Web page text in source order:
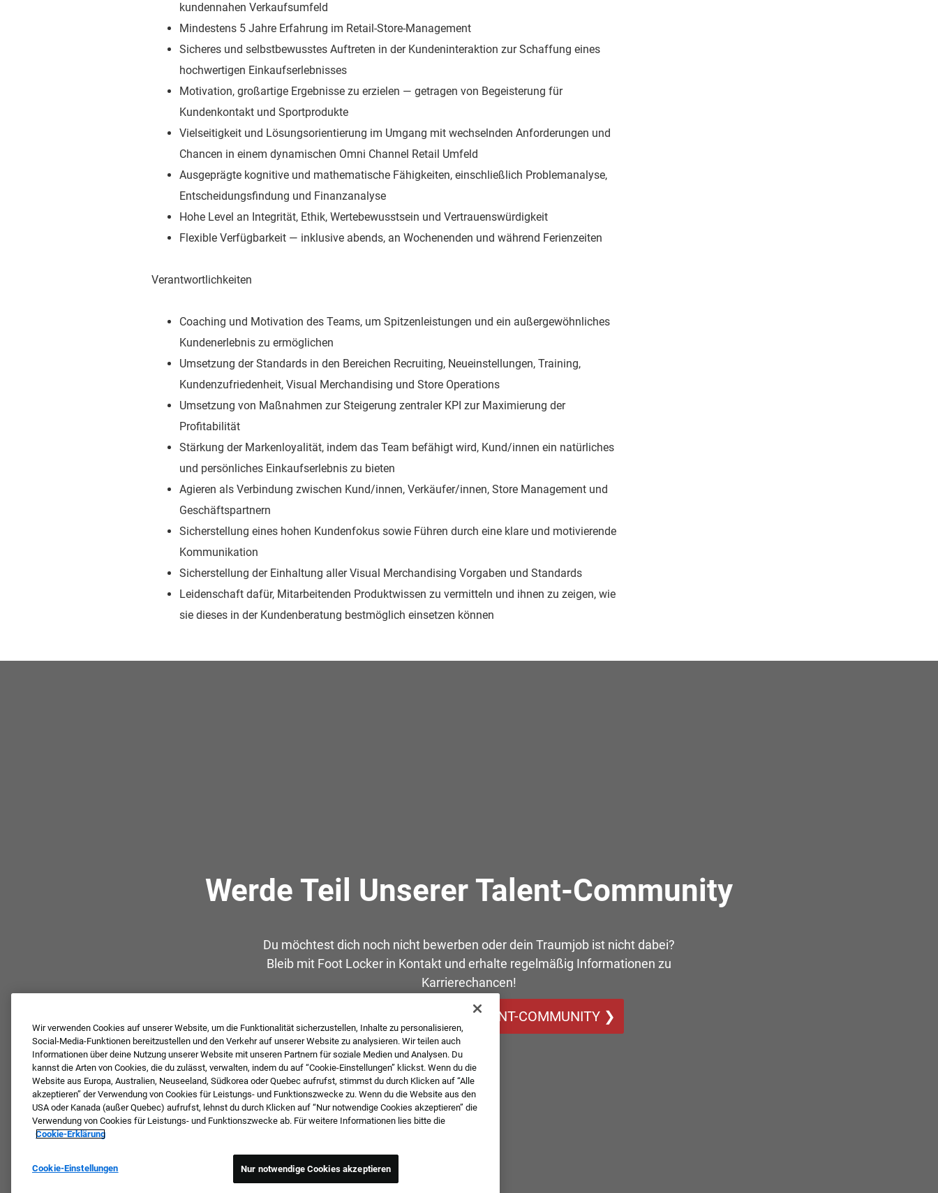
kundennahen Verkaufsumfeld
Mindestens 5 Jahre Erfahrung im Retail‑Store‑Management
Sicheres und selbstbewusstes Auftreten in der Kundeninteraktion zur Schaffung eines
hochwertigen Einkaufserlebnisses
Motivation, großartige Ergebnisse zu erzielen — getragen von Begeisterung für
Kundenkontakt und Sportprodukte
Vielseitigkeit und Lösungsorientierung im Umgang mit wechselnden Anforderungen und
Chancen in einem dynamischen Omni Channel Retail Umfeld
Ausgeprägte kognitive und mathematische Fähigkeiten, einschließlich Problemanalyse,
Entscheidungsfindung und Finanzanalyse
Hohe Level an Integrität, Ethik, Wertebewusstsein und Vertrauenswürdigkeit
Flexible Verfügbarkeit — inklusive abends, an Wochenenden und während Ferienzeiten
Verantwortlichkeiten
Coaching und Motivation des Teams, um Spitzenleistungen und ein außergewöhnliches
Kundenerlebnis zu ermöglichen
Umsetzung der Standards in den Bereichen Recruiting, Neueinstellungen, Training,
Kundenzufriedenheit, Visual Merchandising und Store Operations
Umsetzung von Maßnahmen zur Steigerung zentraler KPI zur Maximierung der
Profitabilität
Stärkung der Markenloyalität, indem das Team befähigt wird, Kund/innen ein natürliches
und persönliches Einkaufserlebnis zu bieten
Agieren als Verbindung zwischen Kund/innen, Verkäufer/innen, Store Management und
Geschäftspartnern
Sicherstellung eines hohen Kundenfokus sowie Führen durch eine klare und motivierende
Kommunikation
Sicherstellung der Einhaltung aller Visual Merchandising Vorgaben und Standards
Leidenschaft dafür, Mitarbeitenden Produktwissen zu vermitteln und ihnen zu zeigen, wie
sie dieses in der Kundenberatung bestmöglich einsetzen können
Werde Teil Unserer Talent-Community
Du möchtest dich noch nicht bewerben oder dein Traumjob ist nicht dabei?
Bleib mit Foot Locker in Kontakt und erhalte regelmäßig Informationen zu
Karrierechancen!
WERDE TEIL UNSERER TALENT-COMMUNITY ❯
Wir verwenden Cookies auf unserer Website, um die Funktionalität sicherzustellen, Inhalte zu personalisieren,
Social-Media-Funktionen bereitzustellen und den Verkehr auf unserer Website zu analysieren. Wir teilen auch
Informationen über deine Nutzung unserer Website mit unseren Partnern für soziale Medien und Analysen. Du
kannst die Arten von Cookies, die du zulässt, verwalten, indem du auf “Cookie-Einstellungen” klickst. Wenn du die
Website aus Europa, Australien, Neuseeland, Südkorea oder Quebec aufrufst, stimmst du durch Klicken auf “Alle
akzeptieren” der Verwendung von Cookies für Leistungs- und Funktionszwecke zu. Wenn du die Website aus den
USA oder Kanada (außer Quebec) aufrufst, lehnst du durch Klicken auf “Nur notwendige Cookies akzeptieren” die
Verwendung von Cookies für Leistungs- und Funktionszwecke ab. Für weitere Informationen lies bitte die
Cookie-Erklärung
Cookie-Einstellungen Nur notwendige Cookies akzeptieren